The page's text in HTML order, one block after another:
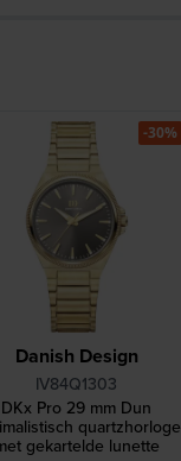
Danish Design
IV84Q1303
DKx Pro 29 mm Dun
quartzhorloge
gekartelde lunette
-30%